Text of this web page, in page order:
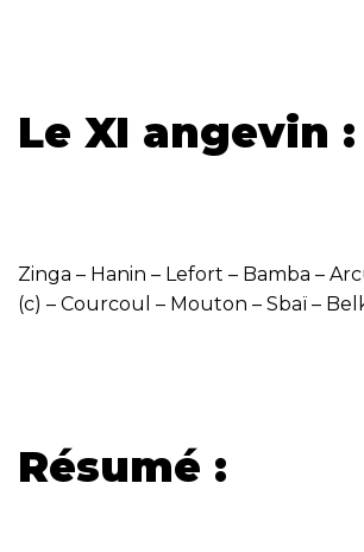
Le XI angevin :
Zinga – Hanin – Lefort – Bamba –
(c) – Courcoul – Mouton – Sbaï –
Résumé :